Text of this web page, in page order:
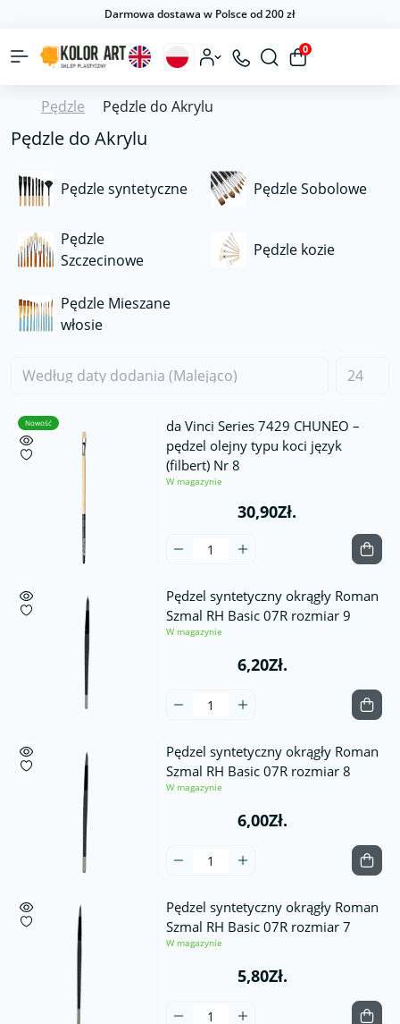
Darmowa dostawa w Polsce od 200 zł
0
Pędzle Pędzle do Akrylu
Pędzle do Akrylu
Pędzle syntetyczne Pędzle Sobolowe
Pędzle
Szczecinowe
Pędzle kozie
Pędzle Mieszane
włosie
Nowość
da Vinci Series 7429 CHUNEO –
pędzel olejny typu koci język
(filbert) Nr 8
W magazynie
30,90Zł.
Pędzel syntetyczny okrągły Roman
Szmal RH Basic 07R rozmiar 9
W magazynie
6,20Zł.
Pędzel syntetyczny okrągły Roman
Szmal RH Basic 07R rozmiar 8
W magazynie
6,00Zł.
Pędzel syntetyczny okrągły Roman
Szmal RH Basic 07R rozmiar 7
W magazynie
5,80Zł.